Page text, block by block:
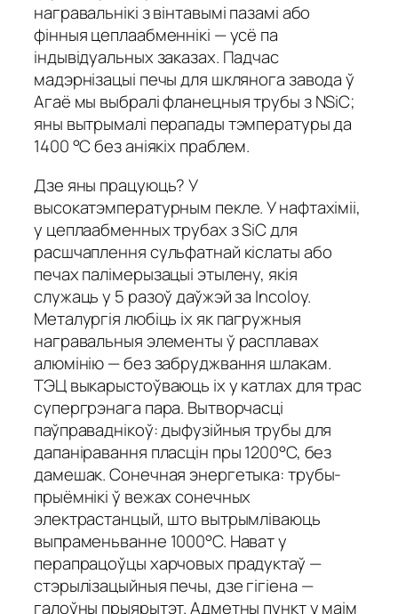
награвальнікі з вінтавымі пазамі або
фінныя цеплаабменнікі — усё па
індывідуальных заказах. Падчас
мадэрнізацыі печы для шклянога завода ў
Агаё мы выбралі фланецныя трубы з NSiC;
яны вытрымалі перапады тэмпературы да
1400 °C без аніякіх праблем.
Дзе яны працуюць? У
высокатэмпературным пекле. У нафтахіміі,
у цеплаабменных трубах з SiC для
расшчаплення сульфатнай кіслаты або
печах палімерызацыі этылену, якія
служаць у 5 разоў даўжэй за Incoloy.
Металургія любіць іх як пагружныя
награвальныя элементы ў расплавах
алюмінію — без забруджвання шлакам.
ТЭЦ выкарыстоўваюць іх у катлах для трас
супергрэнага пара. Вытворчасці
паўправаднікоў: дыфузійныя трубы для
дапаніравання пласцін пры 1200°C, без
дамешак. Сонечная энергетыка: трубы-
прыёмнікі ў вежах сонечных
электрастанцый, што вытрымліваюць
выпраменьванне 1000°C. Нават у
перапрацоўцы харчовых прадуктаў —
стэрылізацыйныя печы, дзе гігіена —
галоўны прыярытэт. Адметны пункт у маім